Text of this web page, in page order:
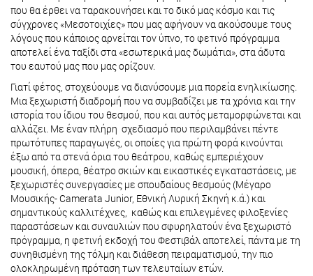
που θα έρθει να ταρακουνήσει και το δικό μας κόσμο και τις
σύγχρονες «Μεσοτοιχίες» που μας αφήνουν να ακούσουμε τους
λόγους που κάποιος αρνείται τον ύπνο, το φετινό πρόγραμμα
αποτελεί ένα ταξίδι στα «εσωτερικά μας δωμάτια», στα άδυτα
του εαυτού μας που μας ορίζουν.
Γιατί φέτος, στοχεύουμε να διανύσουμε μια πορεία ενηλικίωσης.
Μια ξεχωριστή διαδρομή που να συμβαδίζει με τα χρόνια και την
ιστορία του ίδιου του θεσμού, που και αυτός μεταμορφώνεται και
αλλάζει. Με έναν πλήρη σχεδιασμό που περιλαμβάνει πέντε
πρωτότυπες παραγωγές, οι οποίες για πρώτη φορά κινούνται
έξω από τα στενά όρια του θεάτρου, καθώς εμπεριέχουν
μουσική, όπερα, θέατρο σκιών και εικαστικές εγκαταστάσεις, με
ξεχωριστές συνεργασίες με σπουδαίους θεσμούς (Μέγαρο
Μουσικής- Camerata Junior, Εθνική Λυρική Σκηνή κ.ά.) και
σημαντικούς καλλιτέχνες, καθώς και επιλεγμένες φιλοξενίες
παραστάσεων και συναυλιών που σφυρηλατούν ένα ξεχωριστό
πρόγραμμα, η φετινή εκδοχή του Φεστιβάλ αποτελεί, πάντα με τη
συνηθισμένη της τόλμη και διάθεση πειραματισμού, την πιο
ολοκληρωμένη πρόταση των τελευταίων ετών.